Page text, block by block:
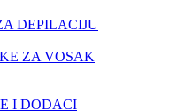
DEPILACIJU
ZA VOSAK
I DODACI